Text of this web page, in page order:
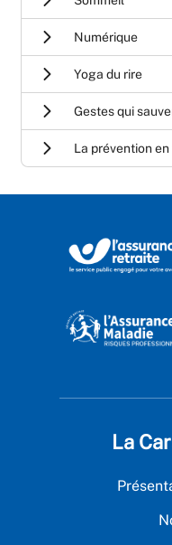
Numérique
Yoga du rire
Gestes qui
La prévention en
La